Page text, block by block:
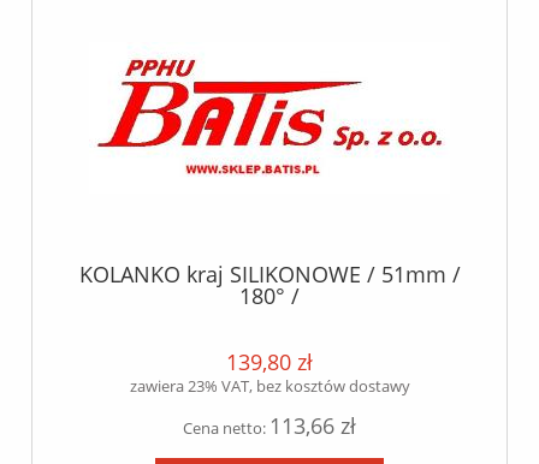
KOLANKO kraj SILIKONOWE / 51mm /
180° /
139,80 zł
zawiera 23% VAT, bez kosztów dostawy
Cena netto: 113,66 zł